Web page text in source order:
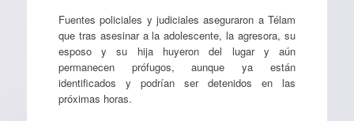
Fuentes policiales y judiciales aseguraron a Télam
que tras asesinar a la adolescente, la agresora, su
esposo y su hija huyeron del lugar y aún
permanecen prófugos, aunque ya están
identificados y podrían ser detenidos en las
próximas horas.